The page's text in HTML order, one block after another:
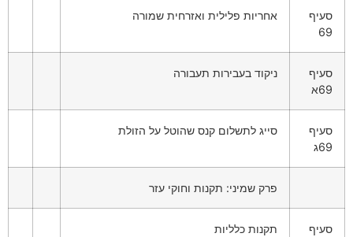
סעיף
69
אחריות פלילית ואזרחית שמורה
סעיף
69א
ניקוד בעבירות תעבורה
סעיף
69ג
סייג לתשלום קנס שהוטל על הזולת
פרק שמיני: תקנות וחוקי עזר
סעיף
תקנות כלליות